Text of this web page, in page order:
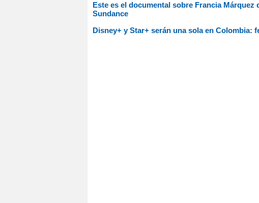
Este es el documental sobre Francia Márquez
Sundance
Disney+ y Star+ serán una sola en Colombia: